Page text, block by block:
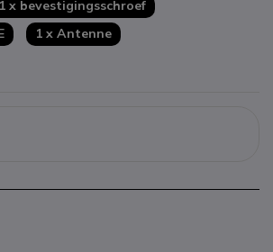
1 x bevestigingsschroef
1 x Antenne